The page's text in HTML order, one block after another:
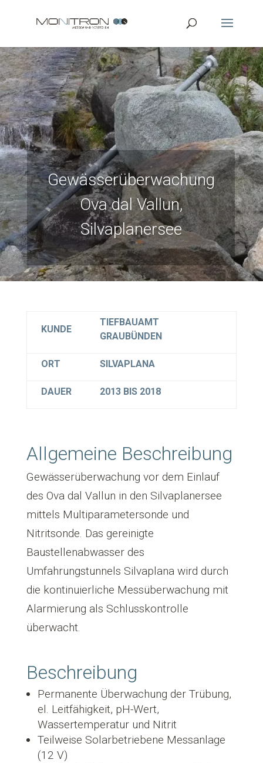
Gewässerüberwachung
Ova dal Vallun,
Silvaplanersee
KUNDE
TIEFBAUAMT
GRAUBÜNDEN
ORT SILVAPLANA
DAUER 2013 BIS 2018
Allgemeine Beschreibung
Gewässerüberwachung vor dem Einlauf
des Ova dal Vallun in den Silvaplanersee
mittels Multiparametersonde und
Nitritsonde. Das gereinigte
Baustellenabwasser des
Umfahrungstunnels Silvaplana wird durch
die kontinuierliche Messüberwachung mit
Alarmierung als Schlusskontrolle
überwacht.
Beschreibung
Permanente Überwachung der Trübung,
el. Leitfähigkeit, pH-Wert,
Wassertemperatur und Nitrit
Teilweise Solarbetriebene Messanlage
(12 V)